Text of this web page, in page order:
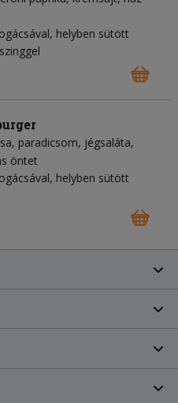
helyben sütött
paradicsom jégsaláta
öntet
helyben sütött